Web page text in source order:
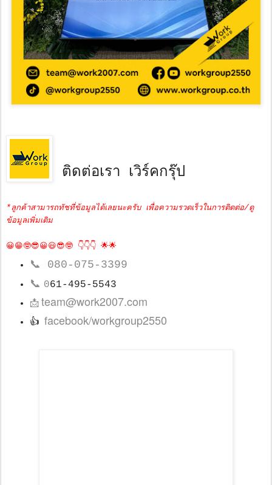
ติดต่อเรา เวิร์คกรุ๊ป
*ลูกค้าสามารถทัชที่ข้อมูลได้เลยนะครับ เพื่อความรวดเร็วในการติดต่อ/ดู
ข้อมูลเพิ่มเติม
😀😁🤓😎😀😃😎🤓 👇👇👇 🌟🌟
📞 080-075-3399
📞 061-495-5543
📩team@work2007.com
👍 facebook/workgroup2550